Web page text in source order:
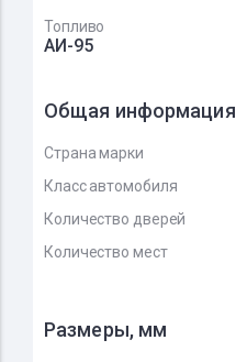
Топливо
АИ-95
Общая информация
Страна марки
Класс автомобиля
Количество дверей
Количество мест
Размеры, мм